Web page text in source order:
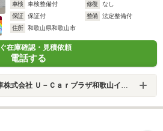
車検
車検整備付 修復
なし
保証
保証付 整備
法定整備付
住所
和歌山県和歌山市
在庫確認・見積依頼
電話する
式会社 Ｕ－Ｃａｒプラザ和歌山インター